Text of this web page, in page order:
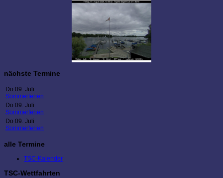
nächste Termine
Do 09. Juli
Sommerferien
Do 09. Juli
Sommerferien
Do 09. Juli
Sommerferien
alle Termine
TSC-Kalender
TSC-Wettfahrten